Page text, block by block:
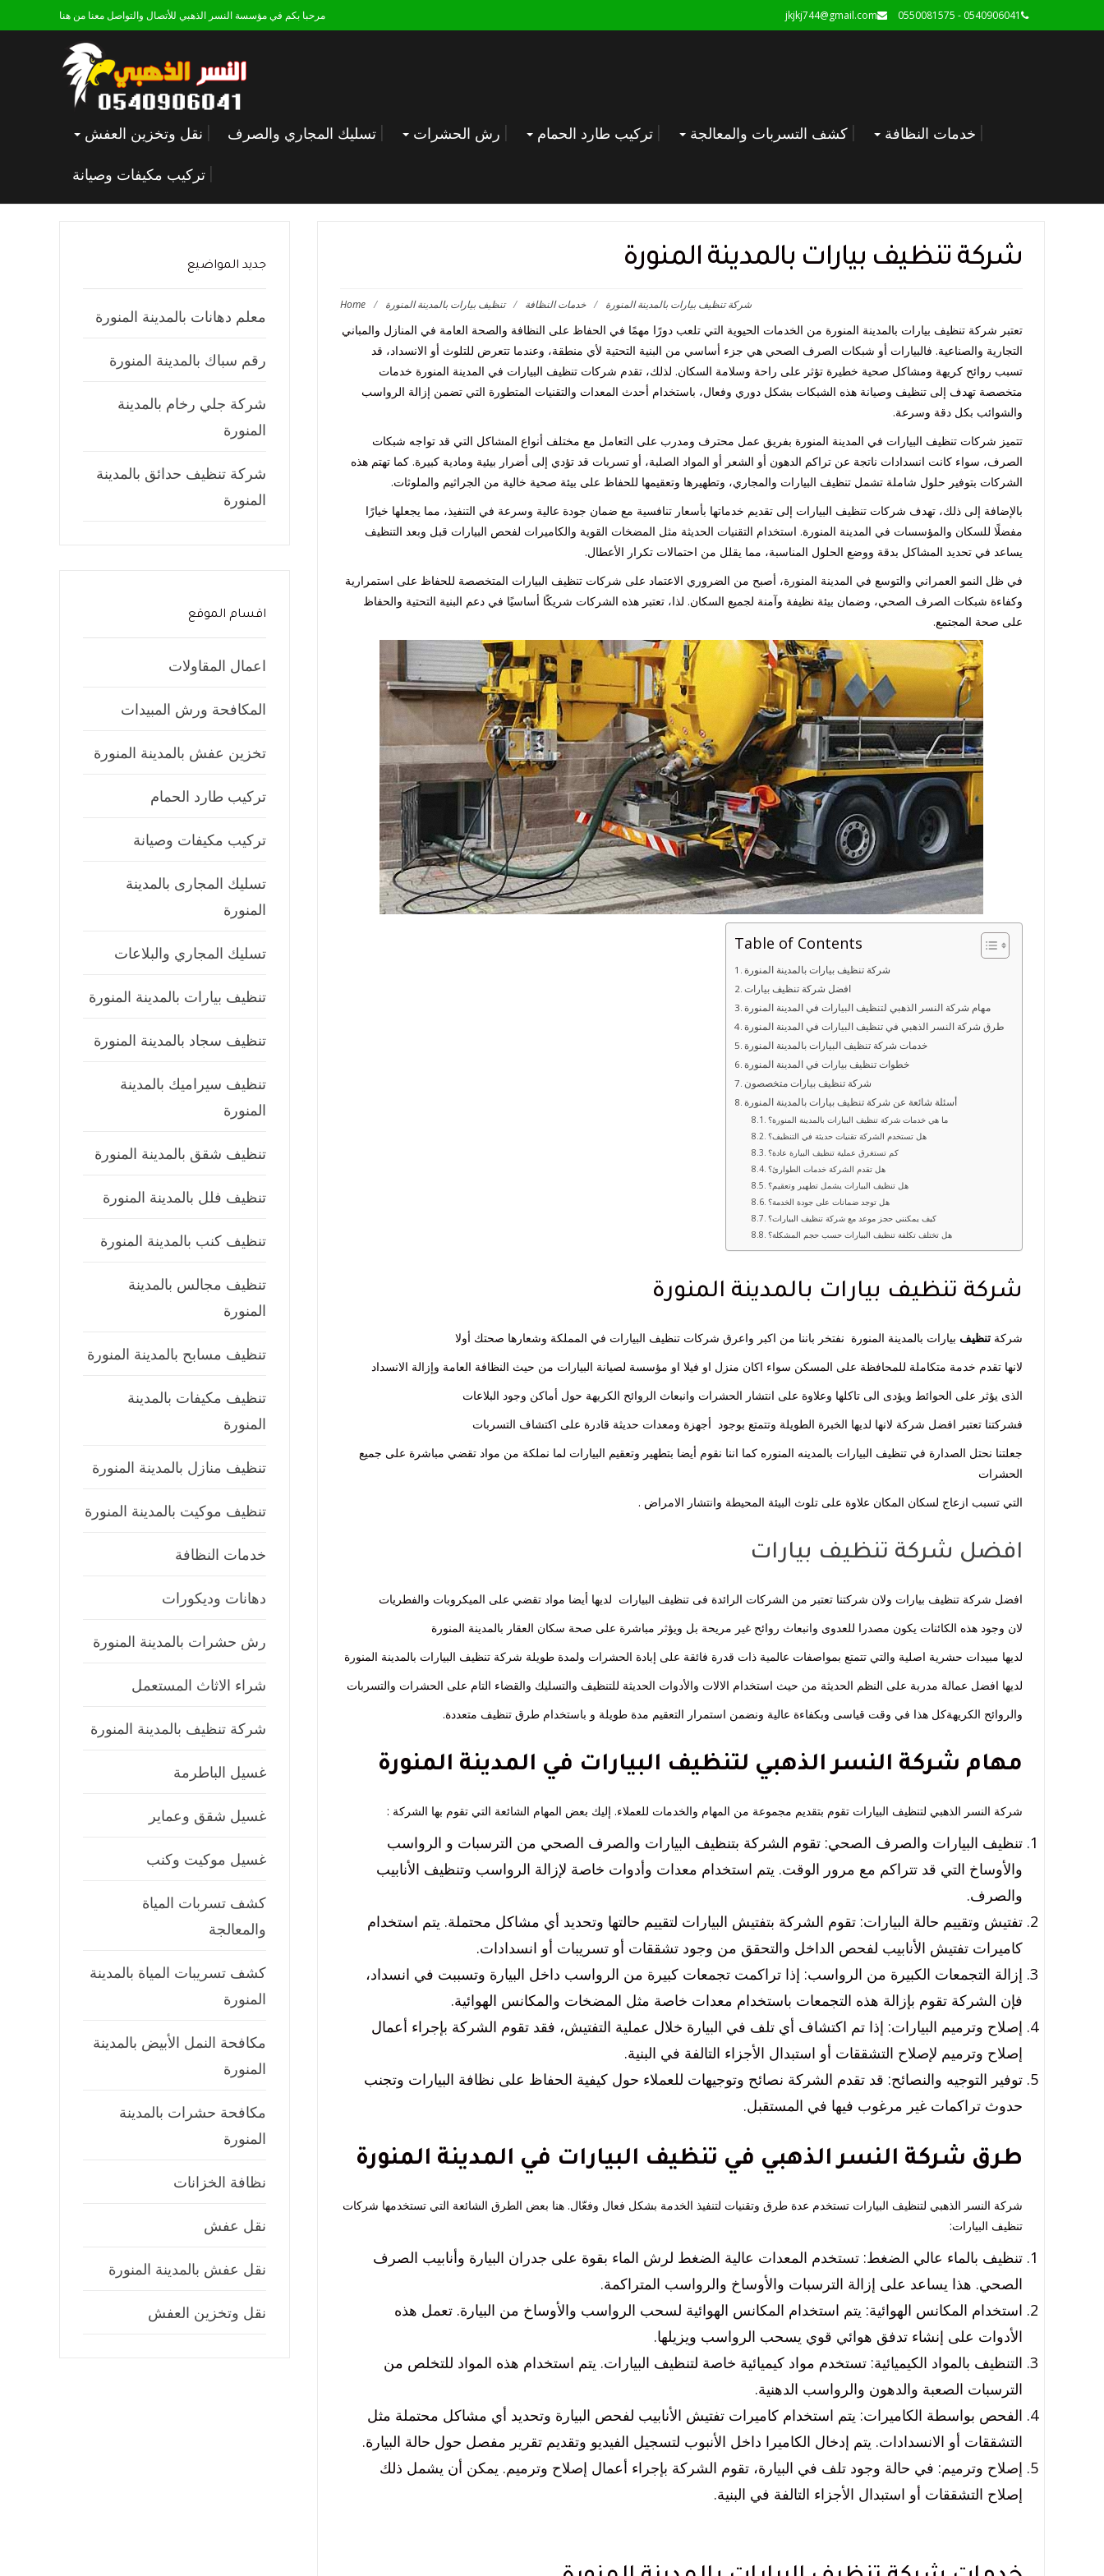
مرحبا بكم في مؤسسة النسر الذهبي للأتصال والتواصل معنا من هنا 0540906041 - 0550081575
jkjkj744@gmail.com
نقل وتخزين العفش تسليك المجاري والصرف رش الحشرات تركيب طارد الحمام كشف التسربات والمعالجة خدمات النظافة
تركيب مكيفات وصيانة
شركة تنظيف بيارات بالمدينة المنورة
Home / تنظيف بيارات بالمدينة المنورة / خدمات النظافة / شركة تنظيف بيارات بالمدينة المنورة
تعتبر شركة تنظيف بيارات بالمدينة المنورة من الخدمات الحيوية التي تلعب دورًا مهمًا في الحفاظ على النظافة والصحة العامة في المنازل والمباني
التجارية والصناعية. فالبيارات أو شبكات الصرف الصحي هي جزء أساسي من البنية التحتية لأي منطقة، وعندما تتعرض للتلوث أو الانسداد، قد
تسبب روائح كريهة ومشاكل صحية خطيرة تؤثر على راحة وسلامة السكان. لذلك، تقدم شركات تنظيف البيارات في المدينة المنورة خدمات
متخصصة تهدف إلى تنظيف وصيانة هذه الشبكات بشكل دوري وفعال، باستخدام أحدث المعدات والتقنيات المتطورة التي تضمن إزالة الرواسب
والشوائب بكل دقة وسرعة.
تتميز شركات تنظيف البيارات في المدينة المنورة بفريق عمل محترف ومدرب على التعامل مع مختلف أنواع المشاكل التي قد تواجه شبكات
الصرف، سواء كانت انسدادات ناتجة عن تراكم الدهون أو الشعر أو المواد الصلبة، أو تسربات قد تؤدي إلى أضرار بيئية ومادية كبيرة. كما تهتم هذه
الشركات بتوفير حلول شاملة تشمل تنظيف البيارات والمجاري، وتطهيرها وتعقيمها للحفاظ على بيئة صحية خالية من الجراثيم والملوثات.
بالإضافة إلى ذلك، تهدف شركات تنظيف البيارات إلى تقديم خدماتها بأسعار تنافسية مع ضمان جودة عالية وسرعة في التنفيذ، مما يجعلها خيارًا
مفضلًا للسكان والمؤسسات في المدينة المنورة. استخدام التقنيات الحديثة مثل المضخات القوية والكاميرات لفحص البيارات قبل وبعد التنظيف
يساعد في تحديد المشاكل بدقة ووضع الحلول المناسبة، مما يقلل من احتمالات تكرار الأعطال.
في ظل النمو العمراني والتوسع في المدينة المنورة، أصبح من الضروري الاعتماد على شركات تنظيف البيارات المتخصصة للحفاظ على استمرارية
وكفاءة شبكات الصرف الصحي، وضمان بيئة نظيفة وآمنة لجميع السكان. لذا، تعتبر هذه الشركات شريكًا أساسيًا في دعم البنية التحتية والحفاظ
على صحة المجتمع.
Table of Contents
شركة تنظيف بيارات بالمدينة المنورة
افضل شركة تنظيف بيارات
مهام شركة النسر الذهبي لتنظيف البيارات في المدينة المنورة
طرق شركة النسر الذهبي في تنظيف البيارات في المدينة المنورة
خدمات شركة تنظيف البيارات بالمدينة المنورة
خطوات تنظيف بيارات في المدينة المنورة
شركة تنظيف بيارات متخصصون
أسئلة شائعة عن شركة تنظيف بيارات بالمدينة المنورة
ما هي خدمات شركة تنظيف البيارات بالمدينة المنورة؟
هل تستخدم الشركة تقنيات حديثة في التنظيف؟
كم تستغرق عملية تنظيف البيارة عادة؟
هل تقدم الشركة خدمات الطوارئ؟
هل تنظيف البيارات يشمل تطهير وتعقيم؟
هل توجد ضمانات على جودة الخدمة؟
كيف يمكنني حجز موعد مع شركة تنظيف البيارات؟
هل تختلف تكلفة تنظيف البيارات حسب حجم المشكلة؟
شركة تنظيف بيارات بالمدينة المنورة
شركةتنظيف بيارات بالمدينة المنورة نفتخر باننا من اكبر واعرق شركات تنظيف البيارات في المملكة وشعارها صحتك أولا
لانها تقدم خدمة متكاملة للمحافظة على المسكن سواء اكان منزل او فيلا او مؤسسة لصيانة البيارات من حيث النظافة العامة وإزالة الانسداد
الذى يؤثر على الحوائط ويؤدى الى تاكلها وعلاوة على انتشار الحشرات وانبعاث الروائح الكريهة حول أماكن وجود البلاعات
فشركتنا تعتبر افضل شركة لانها لديها الخبرة الطويلة وتتمتع بوجود أجهزة ومعدات حديثة قادرة على اكتشاف التسربات
جعلتنا نحتل الصدارة في تنظيف البيارات بالمدينه المنوره كما اننا نقوم أيضا بتطهير وتعقيم البيارات لما نملكة من مواد تقضي مباشرة على جميع
الحشرات
التي تسبب ازعاج لسكان المكان علاوة على تلوث البيئة المحيطة وانتشار الامراض .
افضل شركة تنظيف بيارات
افضل شركة تنظيف بيارات ولان شركتنا تعتبر من الشركات الرائدة فى تنظيف البيارات لديها أيضا مواد تقضي على الميكروبات والفطريات
لان وجود هذه الكائنات يكون مصدرا للعدوى وانبعاث روائح غير مريحة بل ويؤثر مباشرة على صحة سكان العقار بالمدينة المنورة
لديها مبيدات حشرية اصلية والتي تتمتع بمواصفات عالمية ذات قدرة فائقة على إبادة الحشرات ولمدة طويلة شركة تنظيف البيارات بالمدينة المنورة
لديها افضل عمالة مدربة على النظم الحديثة من حيث استخدام الالات والأدوات الحديثة للتنظيف والتسليك والقضاء التام على الحشرات والتسربات
والروائح الكريهةكل هذا في وقت قياسى وبكفاءة عالية ونضمن استمرار التعقيم مدة طويلة و باستخدام طرق تنظيف متعددة.
مهام شركة النسر الذهبي لتنظيف البيارات في المدينة المنورة
شركة النسر الذهبي لتنظيف البيارات تقوم بتقديم مجموعة من المهام والخدمات للعملاء. إليك بعض المهام الشائعة التي تقوم بها الشركة :
تنظيف البيارات والصرف الصحي: تقوم الشركة بتنظيف البيارات والصرف الصحي من الترسبات و الرواسب
والأوساخ التي قد تتراكم مع مرور الوقت. يتم استخدام معدات وأدوات خاصة لإزالة الرواسب وتنظيف الأنابيب
والصرف.
تفتيش وتقييم حالة البيارات: تقوم الشركة بتفتيش البيارات لتقييم حالتها وتحديد أي مشاكل محتملة. يتم استخدام
كاميرات تفتيش الأنابيب لفحص الداخل والتحقق من وجود تشققات أو تسريبات أو انسدادات.
إزالة التجمعات الكبيرة من الرواسب: إذا تراكمت تجمعات كبيرة من الرواسب داخل البيارة وتسببت في انسداد،
فإن الشركة تقوم بإزالة هذه التجمعات باستخدام معدات خاصة مثل المضخات والمكانس الهوائية.
إصلاح وترميم البيارات: إذا تم اكتشاف أي تلف في البيارة خلال عملية التفتيش، فقد تقوم الشركة بإجراء أعمال
إصلاح وترميم لإصلاح التشققات أو استبدال الأجزاء التالفة في البنية.
توفير التوجيه والنصائح: قد تقدم الشركة نصائح وتوجيهات للعملاء حول كيفية الحفاظ على نظافة البيارات وتجنب
حدوث تراكمات غير مرغوب فيها في المستقبل.
طرق شركة النسر الذهبي في تنظيف البيارات في المدينة المنورة
شركة النسر الذهبي لتنظيف البيارات تستخدم عدة طرق وتقنيات لتنفيذ الخدمة بشكل فعال وفعّال. هنا بعض الطرق الشائعة التي تستخدمها شركات
تنظيف البيارات:
تنظيف بالماء عالي الضغط: تستخدم المعدات عالية الضغط لرش الماء بقوة على جدران البيارة وأنابيب الصرف
الصحي. هذا يساعد على إزالة الترسبات والأوساخ والرواسب المتراكمة.
استخدام المكانس الهوائية: يتم استخدام المكانس الهوائية لسحب الرواسب والأوساخ من البيارة. تعمل هذه
الأدوات على إنشاء تدفق هوائي قوي يسحب الرواسب ويزيلها.
التنظيف بالمواد الكيميائية: تستخدم مواد كيميائية خاصة لتنظيف البيارات. يتم استخدام هذه المواد للتخلص من
الترسبات الصعبة والدهون والرواسب الدهنية.
الفحص بواسطة الكاميرات: يتم استخدام كاميرات تفتيش الأنابيب لفحص البيارة وتحديد أي مشاكل محتملة مثل
التشققات أو الانسدادات. يتم إدخال الكاميرا داخل الأنبوب لتسجيل الفيديو وتقديم تقرير مفصل حول حالة البيارة.
إصلاح وترميم: في حالة وجود تلف في البيارة، تقوم الشركة بإجراء أعمال إصلاح وترميم. يمكن أن يشمل ذلك
إصلاح التشققات أو استبدال الأجزاء التالفة في البنية.
جديد المواضيع
معلم دهانات بالمدينة المنورة
رقم سباك بالمدينة المنورة
شركة جلي رخام بالمدينة
المنورة
شركة تنظيف حدائق بالمدينة
المنورة
اقسام الموقع
اعمال المقاولات
المكافحة ورش المبيدات
تخزين عفش بالمدينة المنورة
تركيب طارد الحمام
تركيب مكيفات وصيانة
تسليك المجارى بالمدينة
المنورة
تسليك المجاري والبلاعات
تنظيف بيارات بالمدينة المنورة
تنظيف سجاد بالمدينة المنورة
تنظيف سيراميك بالمدينة
المنورة
تنظيف شقق بالمدينة المنورة
تنظيف فلل بالمدينة المنورة
تنظيف كنب بالمدينة المنورة
تنظيف مجالس بالمدينة
المنورة
تنظيف مسابح بالمدينة المنورة
تنظيف مكيفات بالمدينة
المنورة
تنظيف منازل بالمدينة المنورة
تنظيف موكيت بالمدينة المنورة
خدمات النظافة
دهانات وديكورات
رش حشرات بالمدينة المنورة
شراء الاثاث المستعمل
شركة تنظيف بالمدينة المنورة
غسيل الباطرمة
غسيل شقق وعماير
غسيل موكيت وكنب
كشف تسربات المياة
والمعالجة
كشف تسريبات المياة بالمدينة
المنورة
مكافحة النمل الأبيض بالمدينة
المنورة
مكافحة حشرات بالمدينة
المنورة
نظافة الخزانات
نقل عفش
نقل عفش بالمدينة المنورة
نقل وتخزين العفش